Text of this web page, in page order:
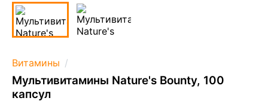
Витамины
Мультивитамины Nature's Bounty, 100
капсул